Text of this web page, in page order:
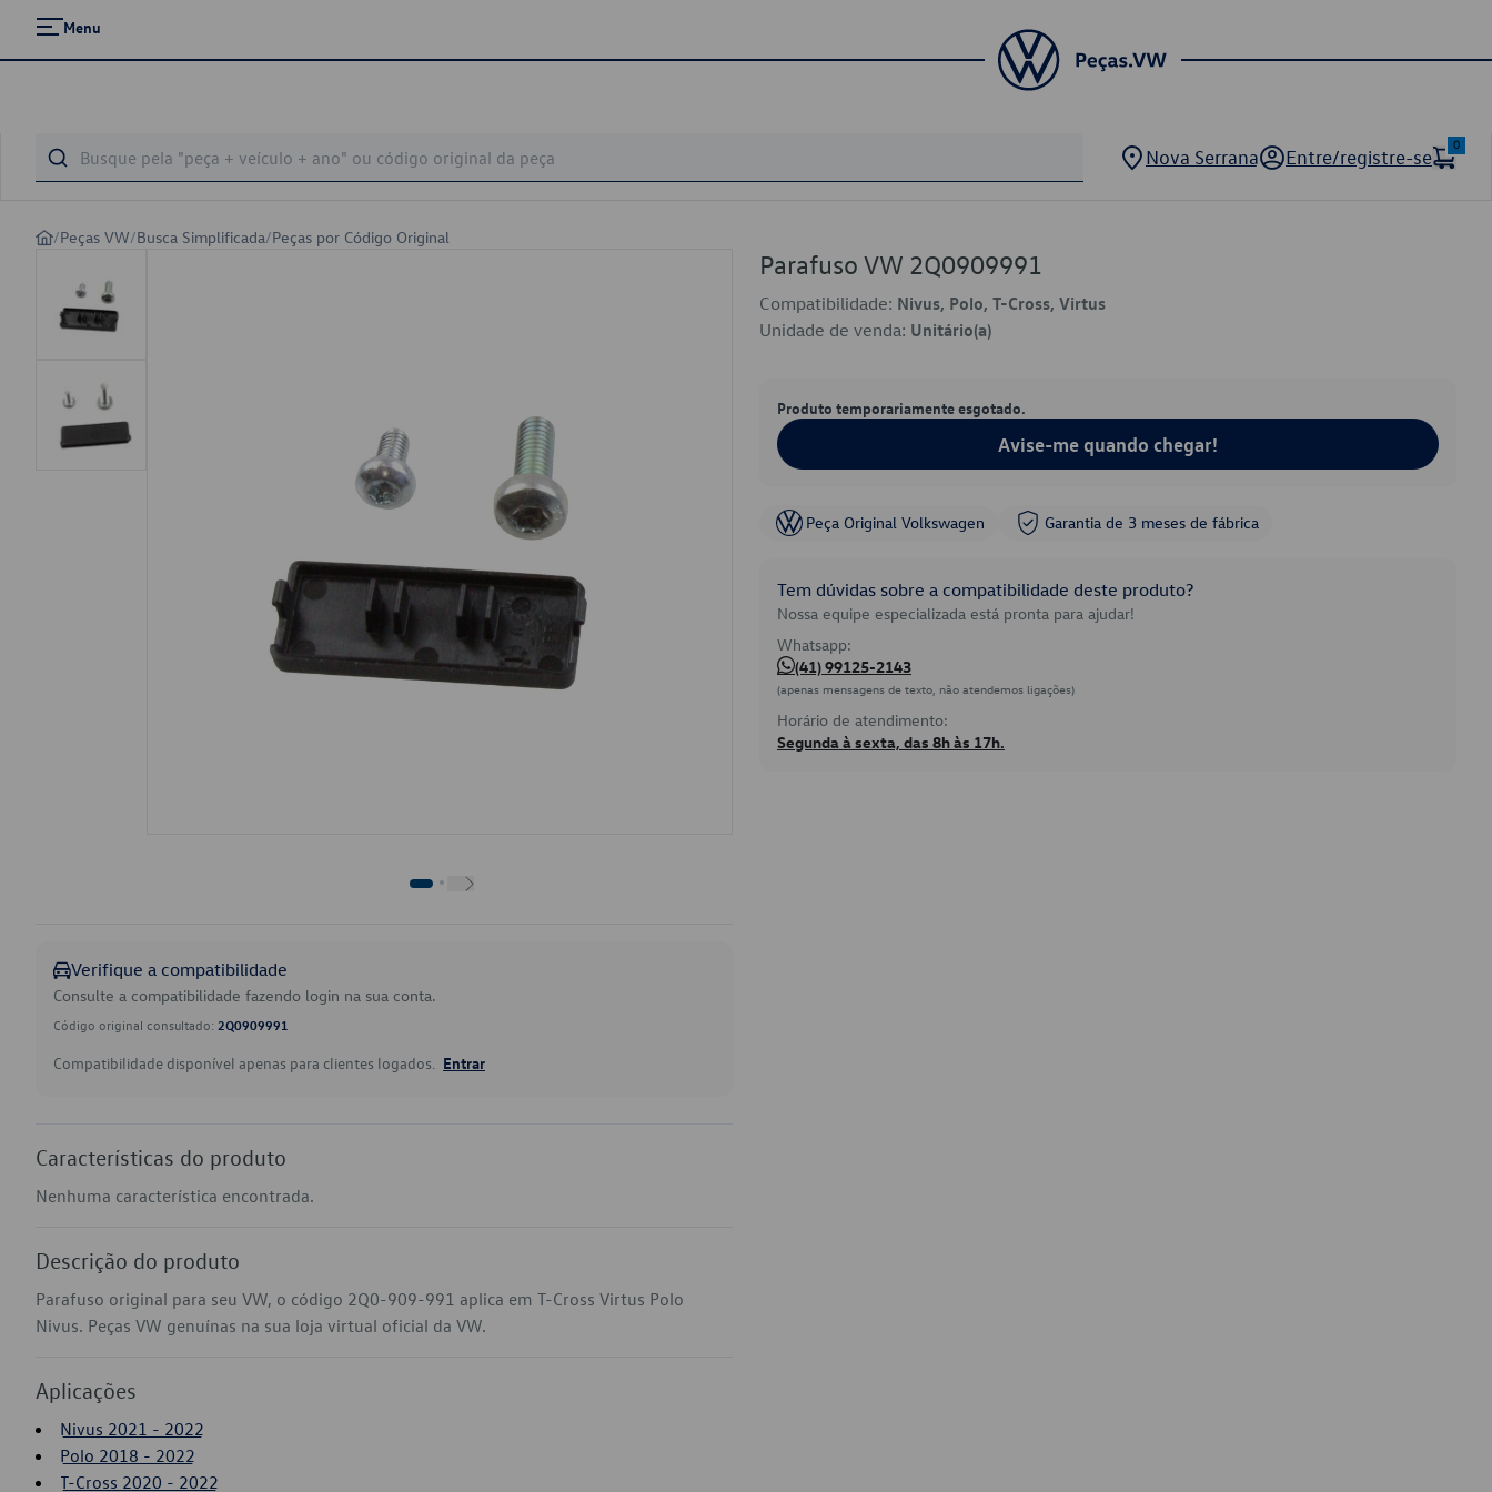
Menu
Nova Serrana Entre/registre-se
0
/Peças VW/Busca Simplificada/Peças por Código Original
Verifique a compatibilidade
Consulte a compatibilidade fazendo login na sua conta.
Código original consultado: 2Q0909991
Compatibilidade disponível apenas para clientes logados. Entrar
Características do produto
Nenhuma característica encontrada.
Descrição do produto
Parafuso original para seu VW, o código 2Q0-909-991 aplica em T-Cross Virtus Polo
Nivus. Peças VW genuínas na sua loja virtual oficial da VW.
Aplicações
Nivus 2021 - 2022
Polo 2018 - 2022
T-Cross 2020 - 2022
Parafuso VW 2Q0909991
Compatibilidade: Nivus, Polo, T-Cross, Virtus
Unidade de venda: Unitário(a)
Produto temporariamente esgotado.
Avise-me quando chegar!
Peça Original Volkswagen Garantia de 3 meses de fábrica
Tem dúvidas sobre a compatibilidade deste produto?
Nossa equipe especializada está pronta para ajudar!
Whatsapp:
(41) 99125-2143
(apenas mensagens de texto, não atendemos ligações)
Horário de atendimento:
Segunda à sexta, das 8h às 17h.